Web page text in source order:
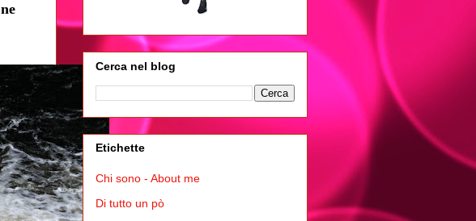
Cerca nel blog
Etichette
Chi sono - About me
Di tutto un pò